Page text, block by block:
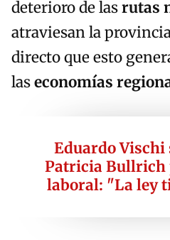
deterioro de lasrutas
atraviesan la
directo que esto
laseconomías
Eduardo Vischi
Patricia Bullrich
laboral: "La ley